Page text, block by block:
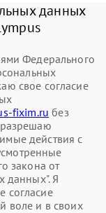
данных
Федерального
свое согласие
fixim.ru без
действия с
закона от
данных". Я
согласие
воле и в своих